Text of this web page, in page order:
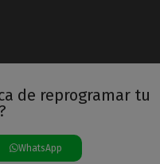
de reprogramar tu
WhatsApp